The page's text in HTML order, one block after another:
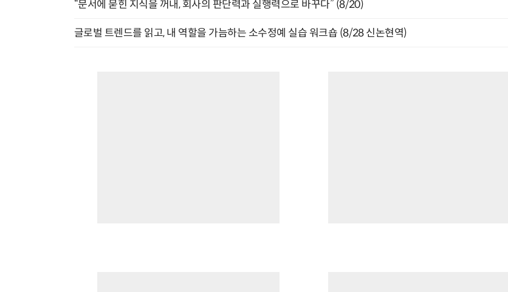
“문서에 묻힌 지식을 꺼내, 회사의 판단력과 실행력으로 바꾸다” (8/20)
글로벌 트렌드를 읽고, 내 역할을 가늠하는 소수정예 실습 워크숍 (8/28 신논현역)